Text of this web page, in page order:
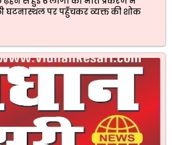
घटनास्थल पर पहुँचकर व्यक्त की शोक